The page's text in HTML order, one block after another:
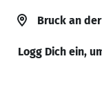
Bruck an
Logg Dich ein,